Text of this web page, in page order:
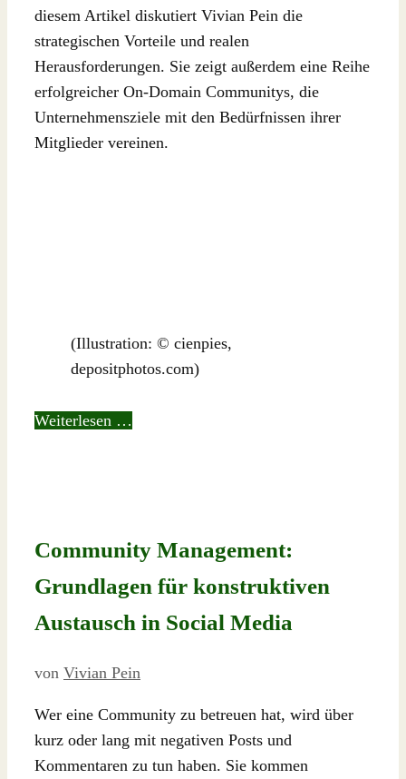
diesem Artikel diskutiert Vivian Pein die
strategischen Vorteile und realen
Herausforderungen. Sie zeigt außerdem eine Reihe
erfolgreicher On-Domain Communitys, die
Unternehmensziele mit den Bedürfnissen ihrer
Mitglieder vereinen.
(Illustration: © cienpies,
depositphotos.com)
Weiterlesen …
Community Management:
Grundlagen für konstruktiven
Austausch in Social Media
von Vivian Pein
Wer eine Community zu betreuen hat, wird über
kurz oder lang mit negativen Posts und
Kommentaren zu tun haben. Sie kommen